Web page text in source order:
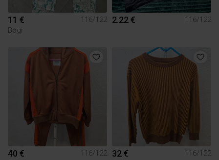
11 €
116/122
Bogi
2.22 € 116/122
40 € 116/122 32 € 116/122